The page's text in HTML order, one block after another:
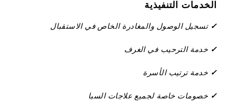
التحقق من صحة
الخدمات التنفيذية
✓تسجيل الوصول والمغادرة الخاص في الاستقبال
✓خدمة الترحيب في الغرف
✓خدمة ترتيب الأسرة
✓خصومات خاصة لجميع علاجات السبا